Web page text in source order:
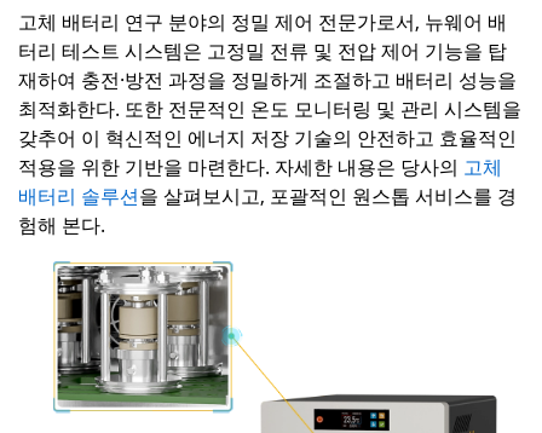
고체 배터리 연구 분야의 정밀 제어 전문가로서, 뉴웨어 배
터리 테스트 시스템은 고정밀 전류 및 전압 제어 기능을 탑
재하여 충전·방전 과정을 정밀하게 조절하고 배터리 성능을
최적화한다. 또한 전문적인 온도 모니터링 및 관리 시스템을
갖추어 이 혁신적인 에너지 저장 기술의 안전하고 효율적인
적용을 위한 기반을 마련한다. 자세한 내용은 당사의 고체
배터리 솔루션을 살펴보시고, 포괄적인 원스톱 서비스를 경
험해 본다.